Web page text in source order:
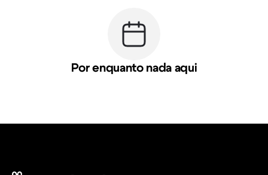
Por enquanto nada aqui